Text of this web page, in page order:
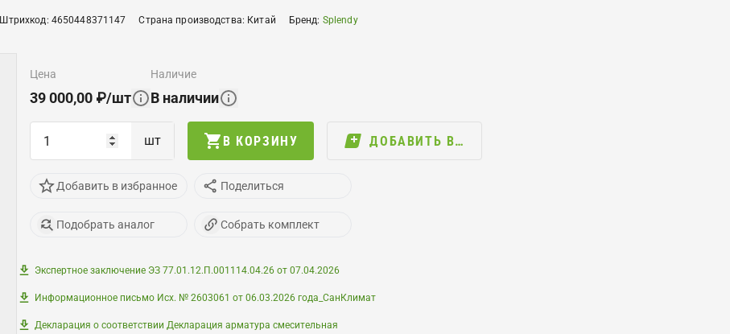
Штрихкод: 4650448371147 Страна производства: Китай Бренд: Splendy
цена
39 000,00 ₽/шт
наличие
В наличии
шт В КОРЗИНУ ДОБАВИТЬ В…
Добавить в избранное Поделиться
Подобрать аналог Собрать комплект
Экспертное заключение ЭЗ 77.01.12.П.001114.04.26 от 07.04.2026
Информационное письмо Исх. № 2603061 от 06.03.2026 года_СанКлимат
Декларация о соответствии Декларация арматура смесительная